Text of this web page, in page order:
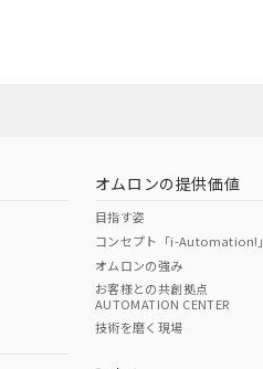
オムロンの提供価値
目指す姿
コンセプト「i-Automation!」
オムロンの強み
お客様との共創拠点
AUTOMATION CENTER
技術を磨く現場